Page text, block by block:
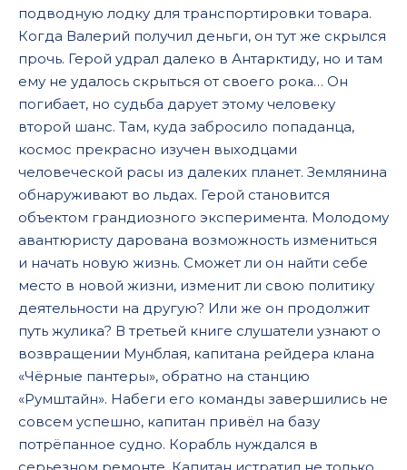
подводную лодку для транспортировки товара.
Когда Валерий получил деньги, он тут же скрылся
прочь. Герой удрал далеко в Антарктиду, но и там
ему не удалось скрыться от своего рока… Он
погибает, но судьба дарует этому человеку
второй шанс. Там, куда забросило попаданца,
космос прекрасно изучен выходцами
человеческой расы из далеких планет. Землянина
обнаруживают во льдах. Герой становится
объектом грандиозного эксперимента. Молодому
авантюристу дарована возможность измениться
и начать новую жизнь. Сможет ли он найти себе
место в новой жизни, изменит ли свою политику
деятельности на другую? Или же он продолжит
путь жулика? В третьей книге слушатели узнают о
возвращении Мунблая, капитана рейдера клана
«Чёрные пантеры», обратно на станцию
«Румштайн». Набеги его команды завершились не
совсем успешно, капитан привёл на базу
потрёпанное судно. Корабль нуждался в